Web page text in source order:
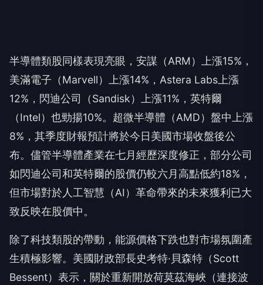
半導體類股同樣表現亮眼，安謀（ARM）上漲15%，
美滿電子（Marvell）上漲14%，Astera Labs上漲
12%，閃迪公司（Sandisk）上漲11%，英特爾
（Intel）也勁揚10%。超微半導體（AMD）盤中上漲
8%，其季度財報預計將於今日美國市場收盤後公
布。儘管半導體產業在七月經歷深度修正，部分公司
如閃迪公司和英特爾的股價仍較六月高點低約18%，
但市場對於人工智慧（AI）革命帶來的未來獲利已大
致反映在股價中。
除了科技類股的帶動，能源價格下跌也對市場氛圍產
生積極影響。美國財政部長史考特·貝森特（Scott
Bessent）表示，關於重新開放荷莫茲海峽（連接波